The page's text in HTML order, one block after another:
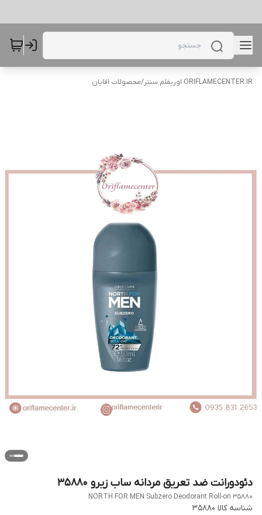
ORIFLAMECENTER.IR اوریفلم سنتر /محصولات اقایان
دئودورانت ضد تعریق مردانه ساب زیرو 35880
NORTH FOR MEN Subzero Deodorant Roll-on 35880
شناسه کالا 35880